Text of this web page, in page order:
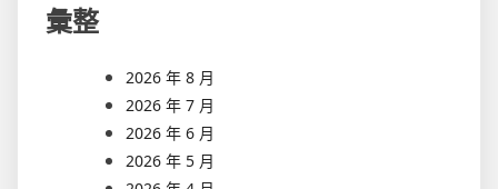
彙整
2026 年 8 月
2026 年 7 月
2026 年 6 月
2026 年 5 月